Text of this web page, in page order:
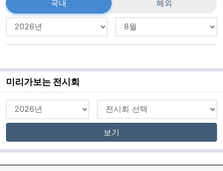
국내 해외
미리가보는 전시회
보기